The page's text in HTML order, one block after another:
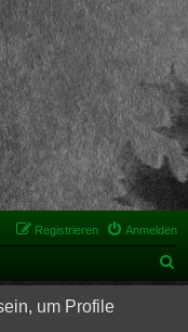
Anmelden
Registrieren
u
um Profile